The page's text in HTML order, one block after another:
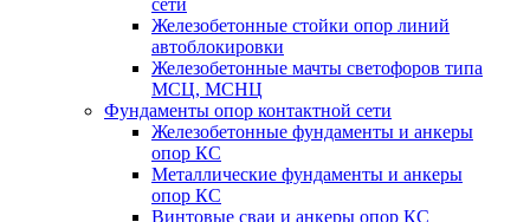
Железобетонные стойки опор линий
автоблокировки
Железобетонные мачты светофоров типа
МСЦ, МСНЦ
Фундаменты опор контактной сети
Железобетонные фундаменты и анкеры
опор КС
Металлические фундаменты и анкеры
опор КС
Винтовые сваи и анкеры опор КС